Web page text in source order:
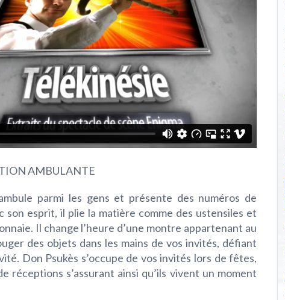
AMBULANTE
parmi les gens et présente des numéros de
son esprit, il plie la matière comme des ustensiles et
Il change l’heure d’une montre appartenant au
des objets dans les mains de vos invités, défiant
Don Psukès s’occupe de vos invités lors de fêtes,
réceptions s’assurant ainsi qu’ils vivent un moment